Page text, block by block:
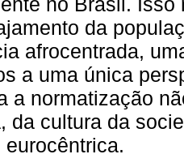
da
afrocentrada,
a uma única
a normatização
da cultura da
eurocêntrica.